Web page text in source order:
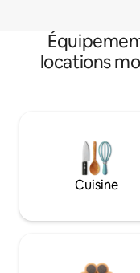
locations
Cuisine